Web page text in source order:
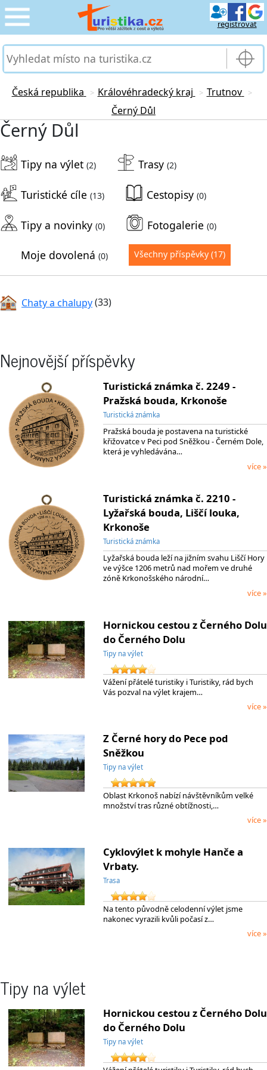
registrovat
CESTOVÁNÍ
SLUŽBY & DOPRAVA
Česká republika > Královéhradecký kraj > Trutnov >
Černý Důl
Černý Důl
Tipy na výlet (2) Trasy (2)
Turistické cíle (13) Cestopisy (0)
Tipy a novinky (0) Fotogalerie (0)
Moje dovolená (0) Všechny příspěvky (17)
Chaty a chalupy(33)
Nejnovější příspěvky
Turistická známka č. 2249 -
Pražská bouda, Krkonoše
Turistická známka
Pražská bouda je postavena na turistické
křižovatce v Peci pod Sněžkou - Černém Dole,
která je vyhledávána…
více »
Turistická známka č. 2210 -
Lyžařská bouda, Liščí louka,
Krkonoše
Turistická známka
Lyžařská bouda leží na jižním svahu Liščí Hory
ve výšce 1206 metrů nad mořem ve druhé
zóně Krkonošského národní…
více »
Hornickou cestou z Černého Dolu
do Černého Dolu
Tipy na výlet
Vážení přátelé turistiky i Turistiky, rád bych
Vás pozval na výlet krajem…
více »
Z Černé hory do Pece pod
Sněžkou
Tipy na výlet
Oblast Krkonoš nabízí návštěvníkům velké
množství tras různé obtížnosti,…
více »
Cyklovýlet k mohyle Hanče a
Vrbaty.
Trasa
Na tento původně celodenní výlet jsme
nakonec vyrazili kvůli počasí z…
více »
Tipy na výlet
Hornickou cestou z Černého Dolu
do Černého Dolu
Tipy na výlet